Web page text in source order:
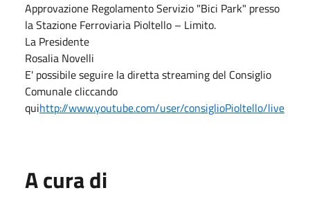
Approvazione Regolamento Servizio "Bici Park" presso
la Stazione Ferroviaria Pioltello – Limito.
La Presidente
Rosalia Novelli
E' possibile seguire la diretta streaming del Consiglio
Comunale cliccando
quihttp://www.youtube.com/user/consiglioPioltello/live
A cura di